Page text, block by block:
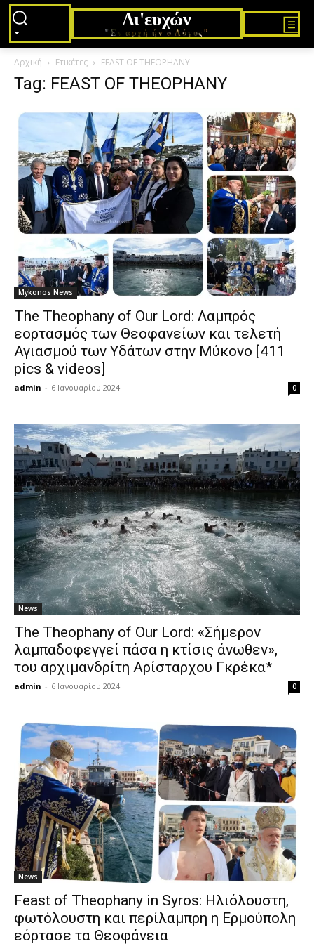
Δι'ευχών
"Εν αρχή ήν ο Λόγος"
Αρχική Ετικέτες FEAST OF THEOPHANY
Tag: FEAST OF THEOPHANY
Mykonos News
The Theophany of Our Lord: Λαμπρός
εορτασμός των Θεοφανείων και τελετή
Αγιασμού των Υδάτων στην Μύκονο [411
pics & videos]
admin - 6 Ιανουαρίου 2024 0
News
The Theophany of Our Lord: «Σήμερον
λαμπαδοφεγγεί πάσα η κτίσις άνωθεν»,
του αρχιμανδρίτη Αρίσταρχου Γκρέκα*
admin - 6 Ιανουαρίου 2024 0
News
Feast of Theophany in Syros: Ηλιόλουστη,
φωτόλουστη και περίλαμπρη η Ερμούπολη
εόρτασε τα Θεοφάνεια